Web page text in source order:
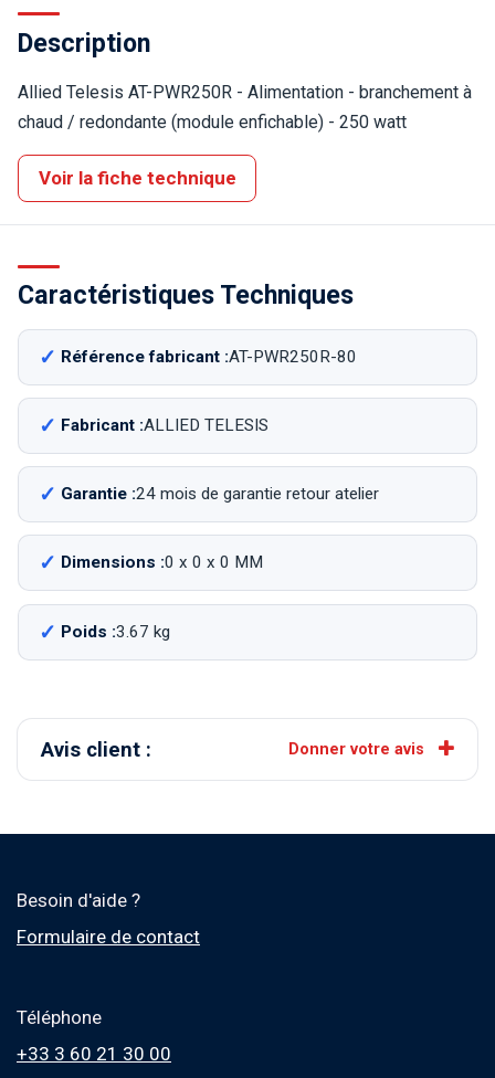
Description
Allied Telesis AT-PWR250R - Alimentation - branchement à
chaud / redondante (module enfichable) - 250 watt
Voir la fiche technique
Caractéristiques Techniques
Référence fabricant :AT-PWR250R-80
Fabricant :ALLIED TELESIS
Garantie :24 mois de garantie retour atelier
Dimensions :0 x 0 x 0 MM
Poids :3.67 kg
Avis client : Donner votre avis
Besoin d'aide ?
Formulaire de contact
Téléphone
+33 3 60 21 30 00